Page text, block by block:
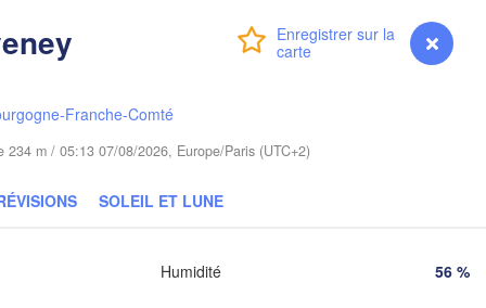
Connexion Premium myVentusky Prévisions
Franche-Comté
234 m / 05:13 07/08/2026, Europe/Paris (UTC+2)
SOLEIL ET LUNE
Humidité 56 %
Warszawa
Łódź
Poznań
POLOGNE
(Hrodna)